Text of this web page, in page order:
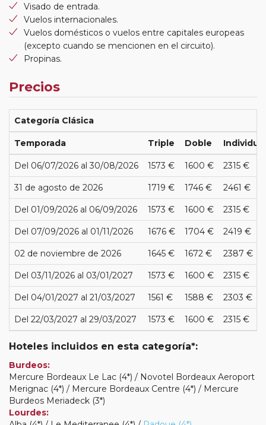
Visado de entrada.
Vuelos internacionales.
Vuelos domésticos o vuelos entre capitales europeas
(excepto cuando se mencionen en el circuito).
Propinas.
Precios
Categoría Clásica
Temporada Triple Doble Individual
Del 06/07/2026 al 30/08/2026 1573 € 1600 € 2315 €
31 de agosto de 2026 1719 € 1746 € 2461 €
Del 01/09/2026 al 06/09/2026 1573 € 1600 € 2315 €
Del 07/09/2026 al 01/11/2026 1676 € 1704 € 2419 €
02 de noviembre de 2026 1645 € 1672 € 2387 €
Del 03/11/2026 al 03/01/2027 1573 € 1600 € 2315 €
Del 04/01/2027 al 21/03/2027 1561 € 1588 € 2303 €
Del 22/03/2027 al 29/03/2027 1573 € 1600 € 2315 €
Hoteles incluidos en esta categoría*:
Burdeos:
Mercure Bordeaux Le Lac (4*) / Novotel Bordeaux Aeroport
Merignac (4*) / Mercure Bordeaux Centre (4*) / Mercure
Burdeos Meriadeck (3*)
Lourdes: